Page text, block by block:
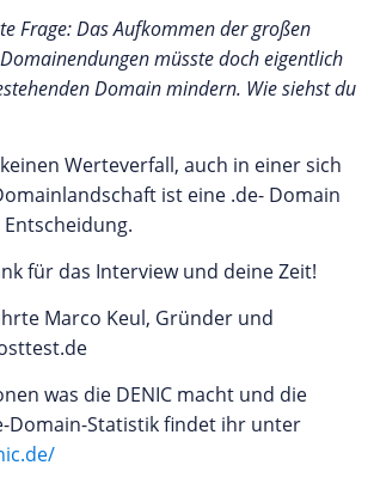
Frage: Das Aufkommen der großen
müsste doch eigentlich
Domain mindern. Wie siehst du
Werteverfall, auch in einer sich
ist eine .de- Domain
für das Interview und deine Zeit!
Marco Keul, Gründer und
was die DENIC macht und die
Domain-Statistik findet ihr unter